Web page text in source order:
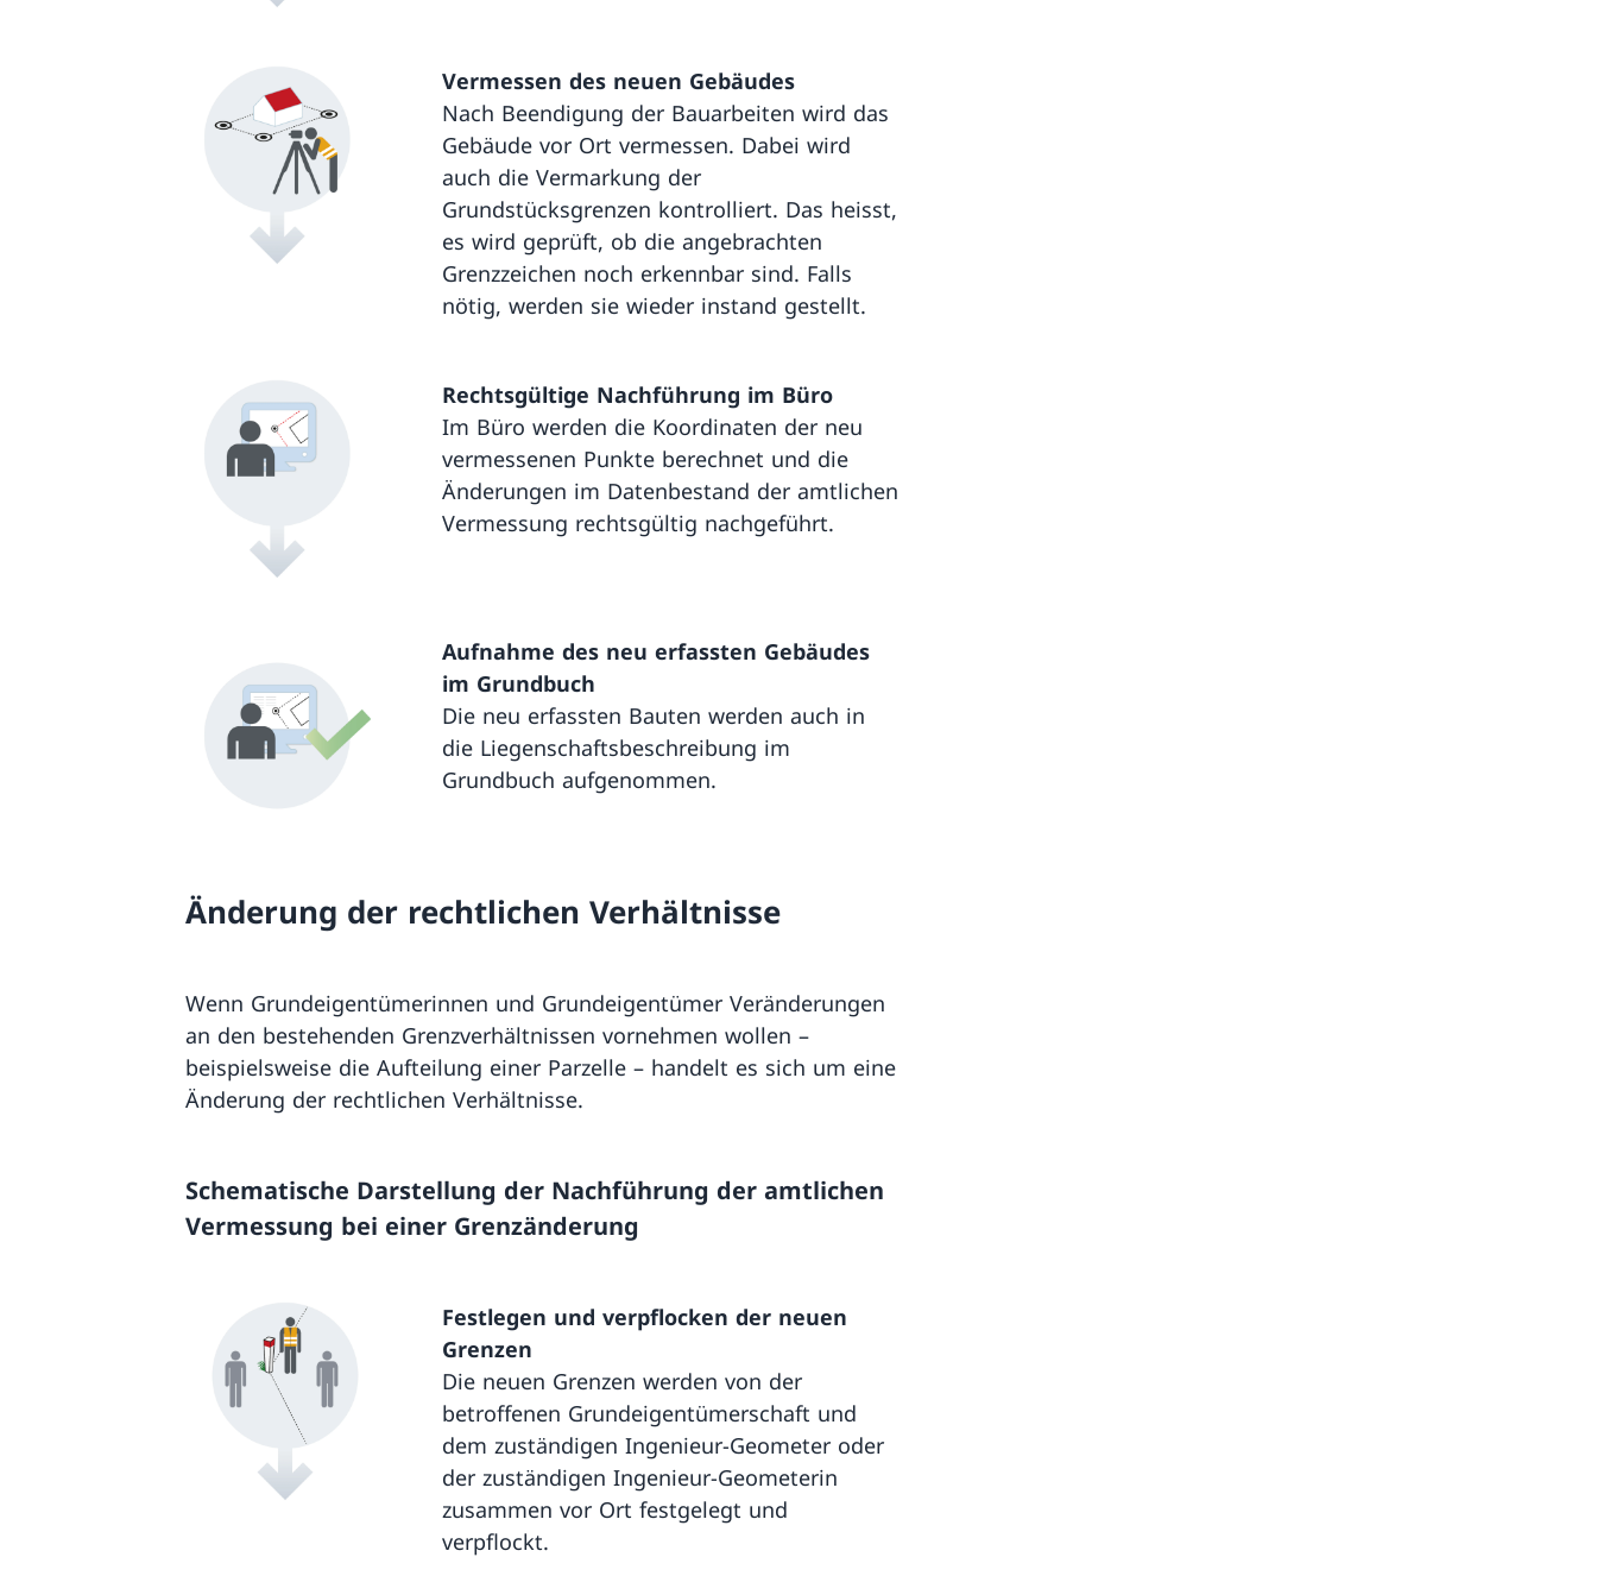
Vermessen des neuen Gebäudes
Nach Beendigung der Bauarbeiten wird das
Gebäude vor Ort vermessen. Dabei wird
auch die Vermarkung der
Grundstücksgrenzen kontrolliert. Das heisst,
es wird geprüft, ob die angebrachten
Grenzzeichen noch erkennbar sind. Falls
nötig, werden sie wieder instand gestellt.
Rechtsgültige Nachführung im Büro
Im Büro werden die Koordinaten der neu
vermessenen Punkte berechnet und die
Änderungen im Datenbestand der amtlichen
Vermessung rechtsgültig nachgeführt.
Aufnahme des neu erfassten Gebäudes
im Grundbuch
Die neu erfassten Bauten werden auch in
die Liegenschaftsbeschreibung im
Grundbuch aufgenommen.
Änderung der rechtlichen Verhältnisse
Wenn Grundeigentümerinnen und Grundeigentümer Veränderungen
an den bestehenden Grenzverhältnissen vornehmen wollen –
beispielsweise die Aufteilung einer Parzelle – handelt es sich um eine
Änderung der rechtlichen Verhältnisse.
Schematische Darstellung der Nachführung der amtlichen
Vermessung bei einer Grenzänderung
Festlegen und verpflocken der neuen
Grenzen
Die neuen Grenzen werden von der
betroffenen Grundeigentümerschaft und
dem zuständigen Ingenieur-Geometer oder
der zuständigen Ingenieur-Geometerin
zusammen vor Ort festgelegt und
verpflockt.